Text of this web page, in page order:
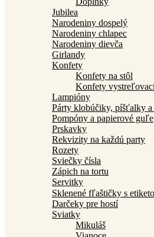
Jubilea
Narodeniny dospelý
Narodeniny chlapec
Narodeniny dievča
Girlandy
Konfety
Konfety na stôl
Konfety
Lampióny
Párty klobúčiky, píšťalky a
Pompóny a papierové guľe
Prskavky
Rekvizity na každú party
Rozety
Sviečky čísla
Zápich na tortu
Servitky
Sklenené fľaštičky s
Darčeky pre hostí
Sviatky
Mikuláš